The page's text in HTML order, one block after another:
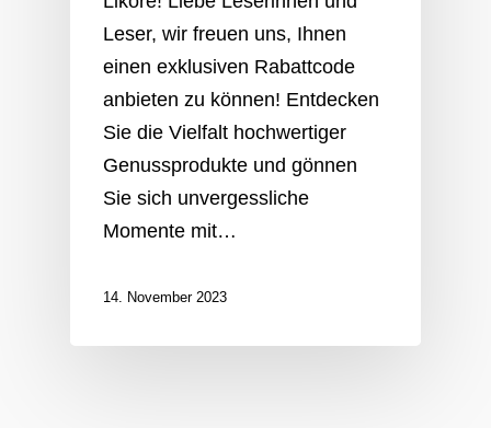
Leser, wir freuen uns, Ihnen
einen exklusiven Rabattcode
anbieten zu können! Entdecken
Sie die Vielfalt hochwertiger
Genussprodukte und gönnen
Sie sich unvergessliche
Momente mit…
14. November 2023